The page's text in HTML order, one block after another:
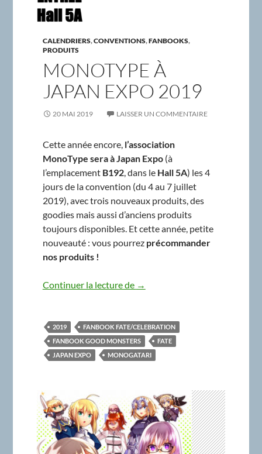
CALENDRIERS,CONVENTIONS,FANBOOKS,
PRODUITS
MONOTYPE À
JAPAN EXPO 2019
20 MAI 2019 LAISSER UN COMMENTAIRE
Cette année encore, l’association
MonoType sera à Japan Expo(à
l’emplacement B192, dans le Hall 5A) les 4
jours de la convention (du 4 au 7 juillet
2019), avec trois nouveaux produits, des
goodies mais aussi d’anciens produits
toujours disponibles. Et cette année, petite
nouveauté : vous pourrez précommander
nos produits !
Continuer la lecture de MonoType à Japan Expo 2019
→
2019
FANBOOK FATE/CELEBRATION
FANBOOK GOOD MONSTERS
FATE
JAPAN EXPO
MONOGATARI